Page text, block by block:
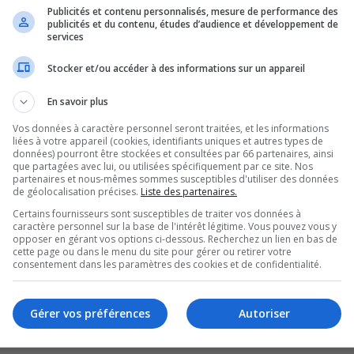
modifiées et mises à jour.
ci-après par « logiciel phpBB » et « phpBB Limited ») qui est un logiciel de
être téléchargé sur
(en anglais). Le logiciel phpBB a
comme responsable de la conduite et du contenu que nous acceptons et que
phpBB (en anglais).
abusif, obscène, vulgaire, diffamatoire, choquant, menaçant,
serveur de « LE DOMAINE BLEU » est hébergé ou encore la loi internationale.
et nous nous réservons le droit d’avertir votre fournisseur d’accès à
de ces conditions. Vous acceptez le fait que « LE DOMAINE BLEU »
message à n’importe quel moment si nous estimons cela nécessaire. En tant
dans notre base de données. Bien que ces informations ne seront
ne pourront être tenus comme responsables en cas de tentative de
Publicités et contenu personnalisés, mesure de performance des
publicités et du contenu, études d’audience et développement de
services
Stocker et/ou accéder à des informations sur un appareil
En savoir plus
Vos données à caractère personnel seront traitées, et les informations
liées à votre appareil (cookies, identifiants uniques et autres types de
données) pourront être stockées et consultées par 66 partenaires, ainsi
que partagées avec lui, ou utilisées spécifiquement par ce site. Nos
partenaires et nous-mêmes sommes susceptibles d'utiliser des données
de géolocalisation précises. Liste des partenaires.
Certains fournisseurs sont susceptibles de traiter vos données à
caractère personnel sur la base de l'intérêt légitime. Vous pouvez vous y
opposer en gérant vos options ci-dessous. Recherchez un lien en bas de
cette page ou dans le menu du site pour gérer ou retirer votre
consentement dans les paramètres des cookies et de confidentialité.
Autoriser
Gérer vos préférences